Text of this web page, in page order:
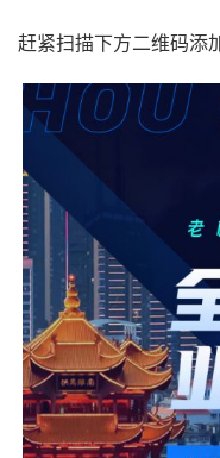
赶紧扫描下方二维码添